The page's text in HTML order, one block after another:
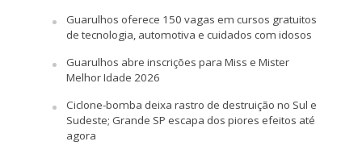
Guarulhos oferece 150 vagas em cursos gratuitos
de tecnologia, automotiva e cuidados com idosos
Guarulhos abre inscrições para Miss e Mister
Melhor Idade 2026
Ciclone-bomba deixa rastro de destruição no Sul e
Sudeste; Grande SP escapa dos piores efeitos até
agora